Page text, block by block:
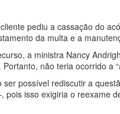
pediu a cassação do
da multa e a
a ministra Nancy
não teria ocorrido a
possível rediscutir a
pois isso exigiria o reexame